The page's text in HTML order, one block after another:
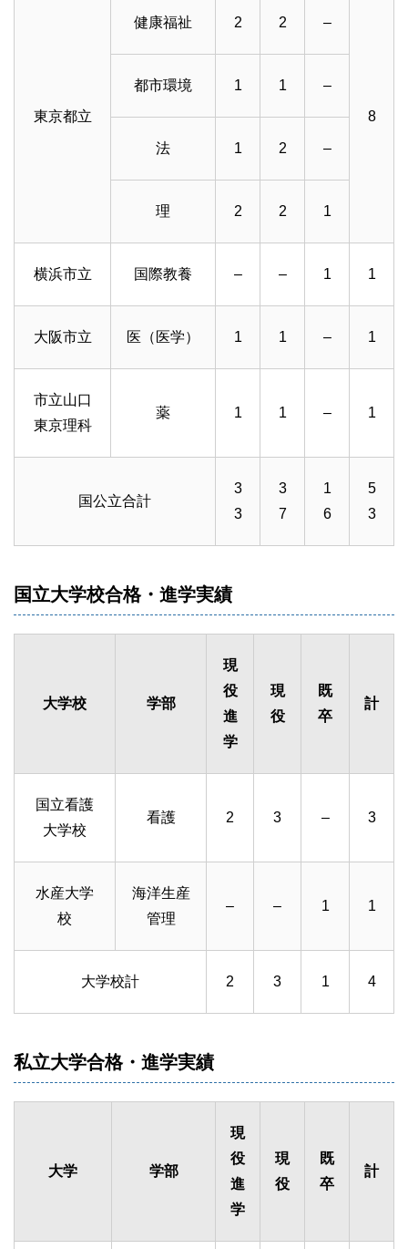
東京都立
健康福祉 2 2 –
8
都市環境 1 1 –
法 1 2 –
理 2 2 1
横浜市立 国際教養 – – 1 1
大阪市立 医（医学） 1 1 – 1
市立山口
東京理科
薬 1 1 – 1
国公立合計
3
3
3
7
1
6
5
3
国立大学校合格・進学実績
大学校 学部
現
役
進
学
現
役
既
卒
計
国立看護
大学校
看護 2 3 – 3
水産大学
校
海洋生産
管理
– – 1 1
大学校計 2 3 1 4
私立大学合格・進学実績
大学 学部
現
役
進
学
現
役
既
卒
計